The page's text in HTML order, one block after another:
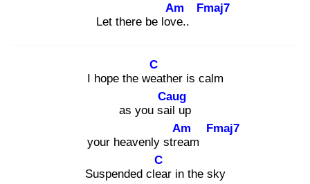
Let there be love
Am
..
Fmaj7
I hope the wea
C
ther is calm
as you sail
Caug
up
your heavenly strea
Am
m
Fmaj7
Suspended clea
C
r in the sky